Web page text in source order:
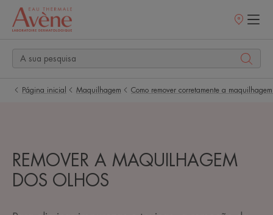
Pontos
Página inicial Maquilhagem Como remover corretamente a
REMOVER A MAQUILHAGEM
DOS OLHOS